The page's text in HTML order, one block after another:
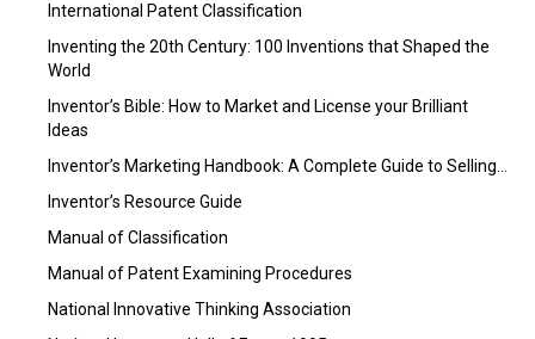
International Patent Classification
Inventing the 20th Century: 100 Inventions that Shaped the
World
Inventor’s Bible: How to Market and License your Brilliant
Ideas
Inventor’s Marketing Handbook: A Complete Guide to Selling…
Inventor’s Resource Guide
Manual of Classification
Manual of Patent Examining Procedures
National Innovative Thinking Association